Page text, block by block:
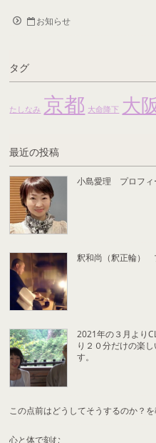
お知らせ
タグ
たしなみ 京都 大命降下 大
最近の投稿
小島愛理 プロフィ
釈和尚（釈正輪）
2021年の３月より
り２０分だけの楽
す。
この点前はどうしてそうするのか？を
心と体で刻む